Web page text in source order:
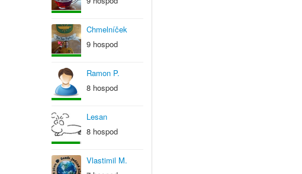
Chmelníček
9 hospod
Ramon P.
8 hospod
Lesan
8 hospod
Vlastimil M.